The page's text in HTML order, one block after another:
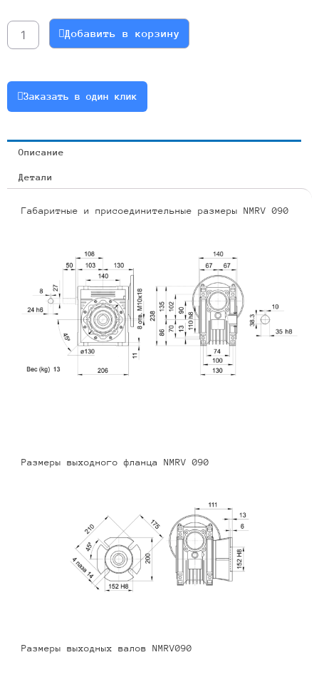
NMRV090-
30-
Добавить в корзину
Заказать в один клик
Описание
Детали
Габаритные и присоединительные размеры NMRV 090
Размеры выходного фланца NMRV 090
Размеры выходных валов NMRV090